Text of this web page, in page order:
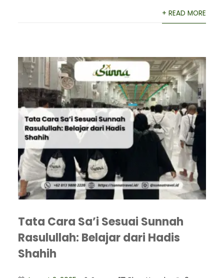
+ READ MORE
Tata Cara Sa’i Sesuai Sunnah
Rasulullah: Belajar dari Hadis
Shahih